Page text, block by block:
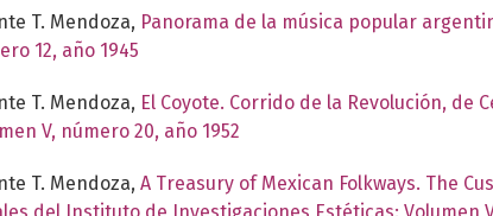
T. Mendoza, Panorama de la música popular
12, año 1945
T. Mendoza, El Coyote. Corrido de la Revolución, de
V, número 20, año 1952
T. Mendoza, A Treasury of Mexican Folkways. The